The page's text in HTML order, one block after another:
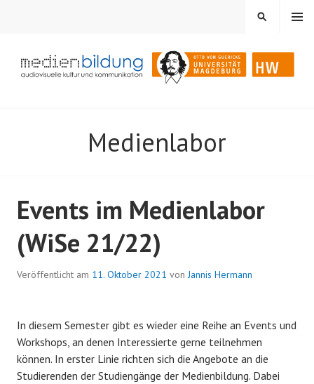
Audiovisuelle Kultur und Kommunikation
MENÜ
SUCHEN
Medienlabor
Events im Medienlabor
(WiSe 21/22)
Veröffentlicht am 11. Oktober 2021 vonJannis Hermann
In diesem Semester gibt es wieder eine Reihe an Events und
Workshops, an denen Interessierte gerne teilnehmen
können. In erster Linie richten sich die Angebote an die
Studierenden der Studiengänge der Medienbildung. Dabei